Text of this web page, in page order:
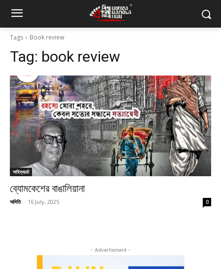
Tags Book review
Tag: book review
সাহিত্যচর্চা
ব্যোমকেশের বাঙালিয়ানা
অদিতি - 16 July, 2025 0
- Advertisment -